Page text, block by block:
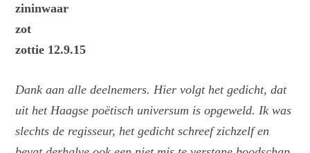
zininwaar
zot
zottie 12.9.15
Dank aan alle deelnemers. Hier volgt het gedicht, dat
uit het Haagse poëtisch universum is opgeweld. Ik was
slechts de regisseur, het gedicht schreef zichzelf en